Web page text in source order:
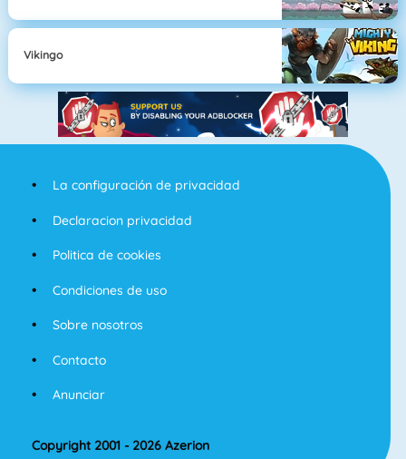
Vikingo
La configuración de privacidad
Declaracion privacidad
Politica de cookies
Condiciones de uso
Sobre nosotros
Contacto
Anunciar
Copyright 2001 - 2026 Azerion